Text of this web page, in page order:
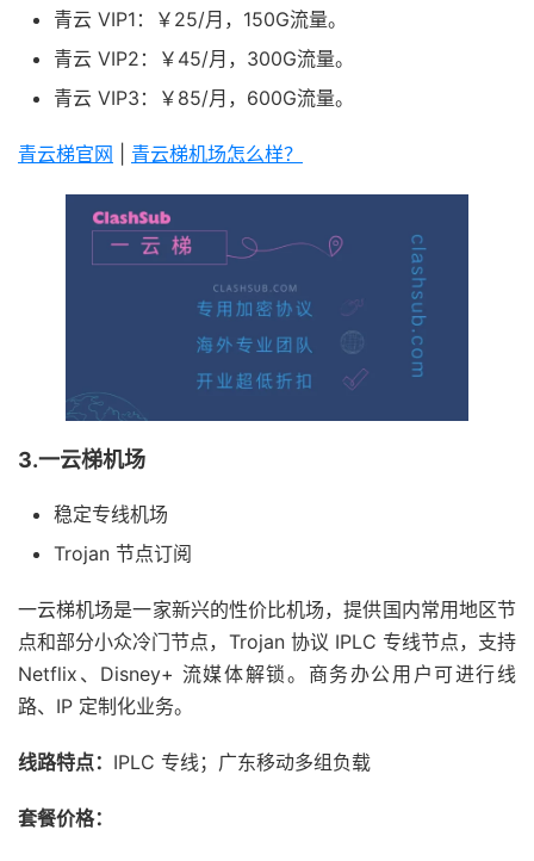
青云 VIP1：￥25/月，150G流量。
青云 VIP2：￥45/月，300G流量。
青云 VIP3：￥85/月，600G流量。
青云梯官网 青云梯机场怎么样？
3.一云梯机场
稳定专线机场
Trojan 节点订阅
一云梯机场是一家新兴的性价比机场，提供国内常用地区节
点和部分小众冷门节点，Trojan 协议 IPLC 专线节点，支持
Netflix、Disney+ 流媒体解锁。商务办公用户可进行线
路、IP 定制化业务。
线路特点： IPLC 专线；广东移动多组负载
套餐价格：